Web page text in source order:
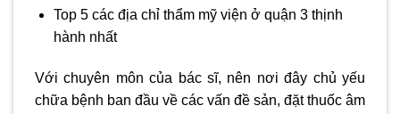
Top 5 các địa chỉ thẩm mỹ viện ở quận 3 thịnh
hành nhất
Với chuyên môn của bác sĩ, nên nơi đây chủ yếu
chữa bệnh ban đầu về các vấn đề sản, đặt thuốc âm